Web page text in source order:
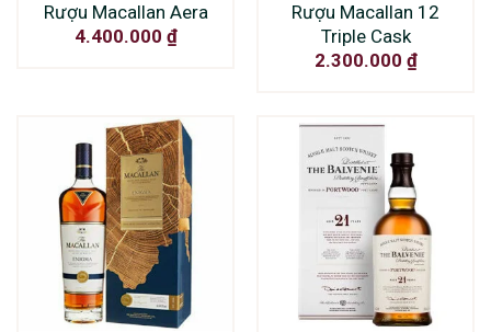
Rượu Macallan Aera
4.400.000 ₫
Rượu Macallan 12
Triple Cask
2.300.000 ₫